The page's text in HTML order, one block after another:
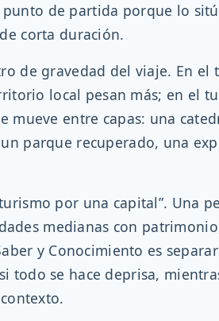
de partida porque lo
corta duración.
de gravedad del viaje. En
local pesan más; en el
mueve entre capas: una
parque recuperado, una
por una capital”. Una
medianas con
y Conocimiento es
todo se hace deprisa,